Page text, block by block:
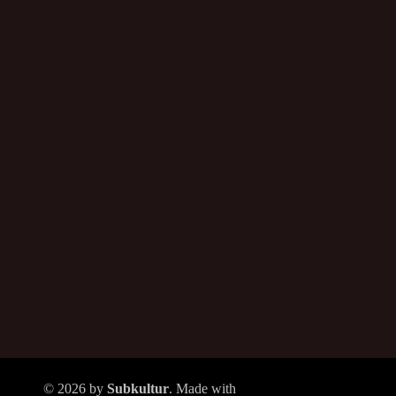
© 2026 by Subkultur. Made with